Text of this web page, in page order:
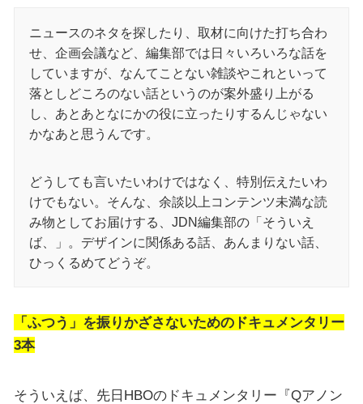
ニュースのネタを探したり、取材に向けた打ち合わ
せ、企画会議など、編集部では日々いろいろな話を
していますが、なんてことない雑談やこれといって
落としどころのない話というのが案外盛り上がる
し、あとあとなにかの役に立ったりするんじゃない
かなあと思うんです。
どうしても言いたいわけではなく、特別伝えたいわ
けでもない。そんな、余談以上コンテンツ未満な読
み物としてお届けする、JDN編集部の「そういえ
ば、」。デザインに関係ある話、あんまりない話、
ひっくるめてどうぞ。
「ふつう」を振りかざさないためのドキュメンタリー
3本
そういえば、先日HBOのドキュメンタリー『Qアノン